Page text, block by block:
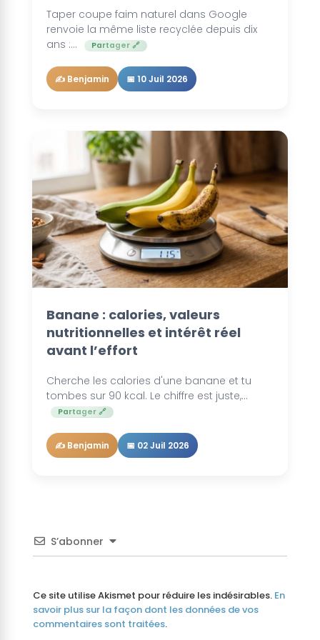
Taper coupe faim naturel dans Google
renvoie la même liste recyclée depuis dix
ans :...
Partager 🔗
✍️ Benjamin 📅 10 Juil 2026
Lire la suite 🌰
Banane : calories, valeurs
nutritionnelles et intérêt réel
avant l’effort
Cherche les calories d'une banane et tu
tombes sur 90 kcal. Le chiffre est juste,...
Partager 🔗
✍️ Benjamin 📅 02 Juil 2026
S’abonner
Ce site utilise Akismet pour réduire les indésirables. En
savoir plus sur la façon dont les données de vos
commentaires sont traitées.